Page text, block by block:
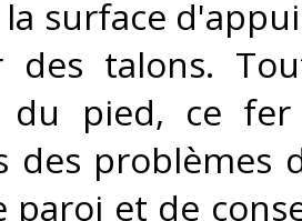
surface
des talons.
du pied, ce
des problèmes
paroi et de